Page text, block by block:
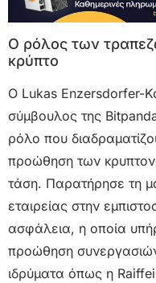
Ο ρόλος των
κρύπτο
Ο Lukas Enzersdorfer-
σύμβουλος της
ρόλο που
προώθηση των
τάση. Παρατήρησε τη
εταιρείας στην
ασφάλεια, η οποία
προώθηση
ιδρύματα όπως η